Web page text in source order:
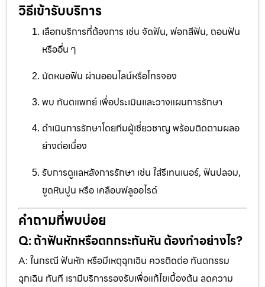
วิธีเข้ารับบริการ
เลือกบริการที่ต้องการ เช่น จัดฟัน, ฟอกสีฟัน, ถอนฟัน
หรืออื่น ๆ
นัดหมอฟัน ผ่านออนไลน์หรือโทรจอง
พบ ทันตแพทย์ เพื่อประเมินและวางแผนการรักษา
ดำเนินการรักษาโดยทีมผู้เชี่ยวชาญ พร้อมติดตามผลอ
ย่างต่อเนื่อง
รับการดูแลหลังการรักษา เช่น ใส่รีเทนเนอร์, ฟันปลอม,
ขูดหินปูน หรือ เคลือบฟลูออไรด์
คำถามที่พบบ่อย
Q: ถ้าฟันหักหรือตกกระทันหัน ต้องทำอย่างไร?
A: ในกรณี ฟันหัก หรือมีเหตุฉุกเฉิน ควรติดต่อ ทันตกรรม
ฉุกเฉิน ทันที เรามีบริการรองรับเพื่อแก้ไขเบื้องต้น ลดความ